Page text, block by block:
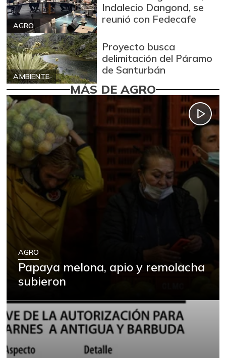
AGRO
Indalecio Dangond, se
reunió con Fedecafe
AMBIENTE
Proyecto busca
delimitación del Páramo
de Santurbán
MÁS DE AGRO
AGRO
Papaya melona, apio y remolacha
subieron